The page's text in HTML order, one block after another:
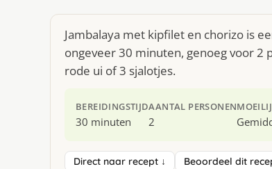
Jambalaya met kipfilet en chorizo is
ongeveer 30 minuten, genoeg voor 2
rode ui of 3 sjalotjes.
BEREIDINGSTIJD
30 minuten
AANTAL PERSONEN
2
Direct naar recept ↓ Beoordeel dit